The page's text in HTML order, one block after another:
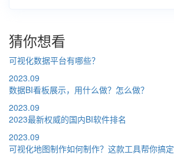
猜你想看
可视化数据平台有哪些？
2023.09
数据BI看板展示，用什么做？怎么做？
2023.09
2023最新权威的国内BI软件排名
2023.09
可视化地图制作如何制作？这款工具帮你搞定